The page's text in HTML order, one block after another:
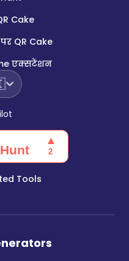
Cake
QR Cake
एक्सटेंशन
Tools